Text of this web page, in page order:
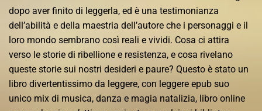
dopo aver finito di leggerla, ed è una testimonianza
dell’abilità e della maestria dell’autore che i personaggi e il
loro mondo sembrano così reali e vividi. Cosa ci attira
verso le storie di ribellione e resistenza, e cosa rivelano
queste storie sui nostri desideri e paure? Questo è stato un
libro divertentissimo da leggere, con leggere epub suo
unico mix di musica, danza e magia natalizia, libro online